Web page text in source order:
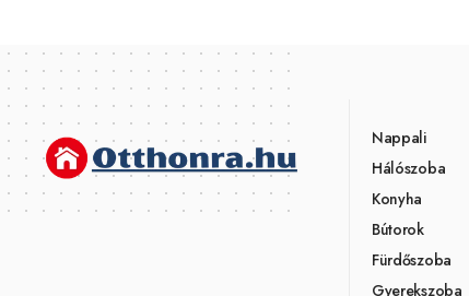
Nappali
Hálószoba
Konyha
Bútorok
Fürdőszoba
Gyerekszoba